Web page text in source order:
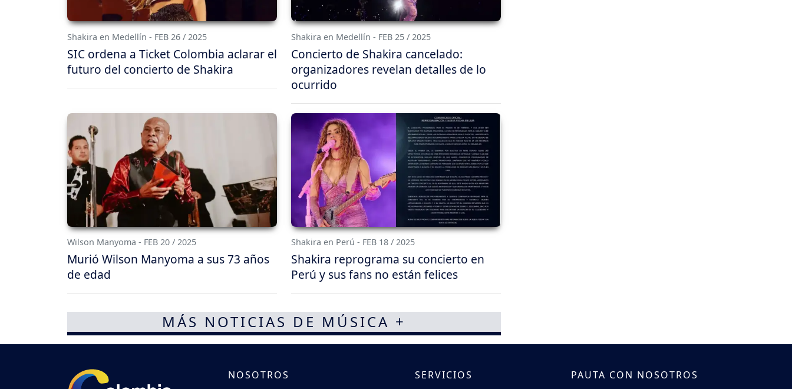
Shakira en Medellín - FEB 26 / 2025
SIC ordena a Ticket Colombia aclarar el
futuro del concierto de Shakira
Shakira en Medellín - FEB 25 / 2025
Concierto de Shakira cancelado:
organizadores revelan detalles de lo
ocurrido
Wilson Manyoma - FEB 20 / 2025
Murió Wilson Manyoma a sus 73 años
de edad
Shakira en Perú - FEB 18 / 2025
Shakira reprograma su concierto en
Perú y sus fans no están felices
MÁS NOTICIAS DE MÚSICA +
NOSOTROS SERVICIOS PAUTA CON NOSOTROS